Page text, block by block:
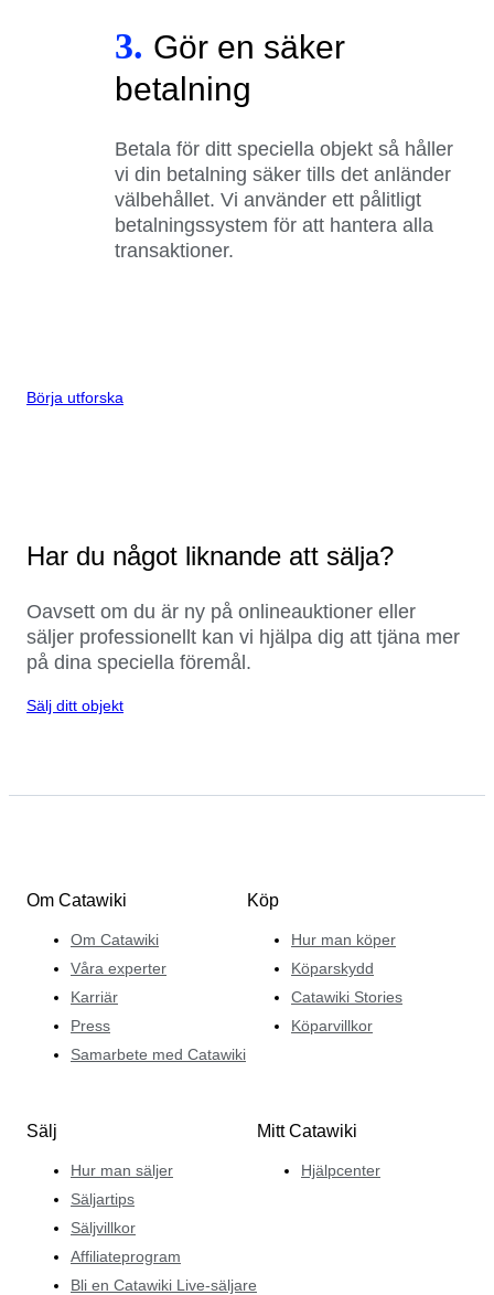
3. Gör en säker
betalning
Betala för ditt speciella objekt så håller
vi din betalning säker tills det anländer
välbehållet. Vi använder ett pålitligt
betalningssystem för att hantera alla
transaktioner.
Börja utforska
Har du något liknande att sälja?
Oavsett om du är ny på onlineauktioner eller
säljer professionellt kan vi hjälpa dig att tjäna mer
på dina speciella föremål.
Sälj ditt objekt
Om Catawiki
Om Catawiki
Våra experter
Karriär
Press
Samarbete med Catawiki
Köp
Hur man köper
Köparskydd
Catawiki Stories
Köparvillkor
Sälj
Hur man säljer
Säljartips
Säljvillkor
Affiliateprogram
Bli en Catawiki Live-säljare
Mitt Catawiki
Hjälpcenter